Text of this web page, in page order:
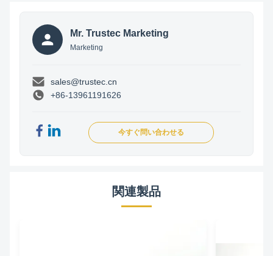
Mr. Trustec Marketing
Marketing
sales@trustec.cn
+86-13961191626
今すぐ問い合わせる
関連製品